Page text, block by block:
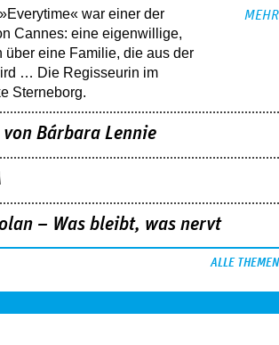
war einer der
Cannes: eine eigenwillige,
über eine ­Familie, die aus der
… Die Regisseurin im
Sterneborg.
MEHR
Bárbara Lennie
– Was bleibt, was nervt
ALLE THEMEN